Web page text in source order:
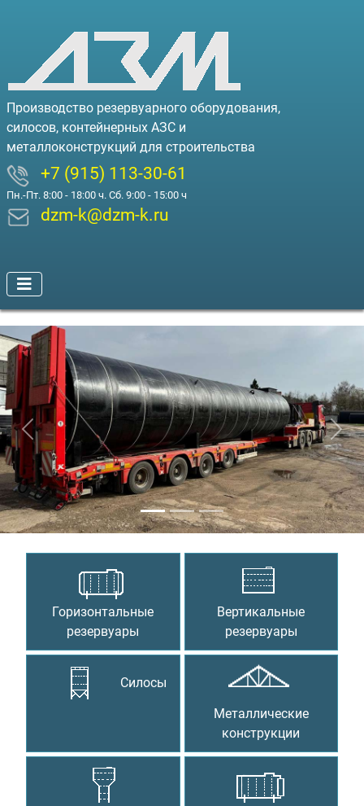
Производство резервуарного оборудования,
силосов, контейнерных АЗС и
металлоконструкций для строительства
+7 (915) 113-30-61
Пн.-Пт. 8:00 - 18:00 ч. Сб. 9:00 - 15:00 ч
dzm-k@dzm-k.ru
Предыдущий
Горизонтальные
резервуары
Вертикальные
резервуары
Силосы
Металлические
конструкции